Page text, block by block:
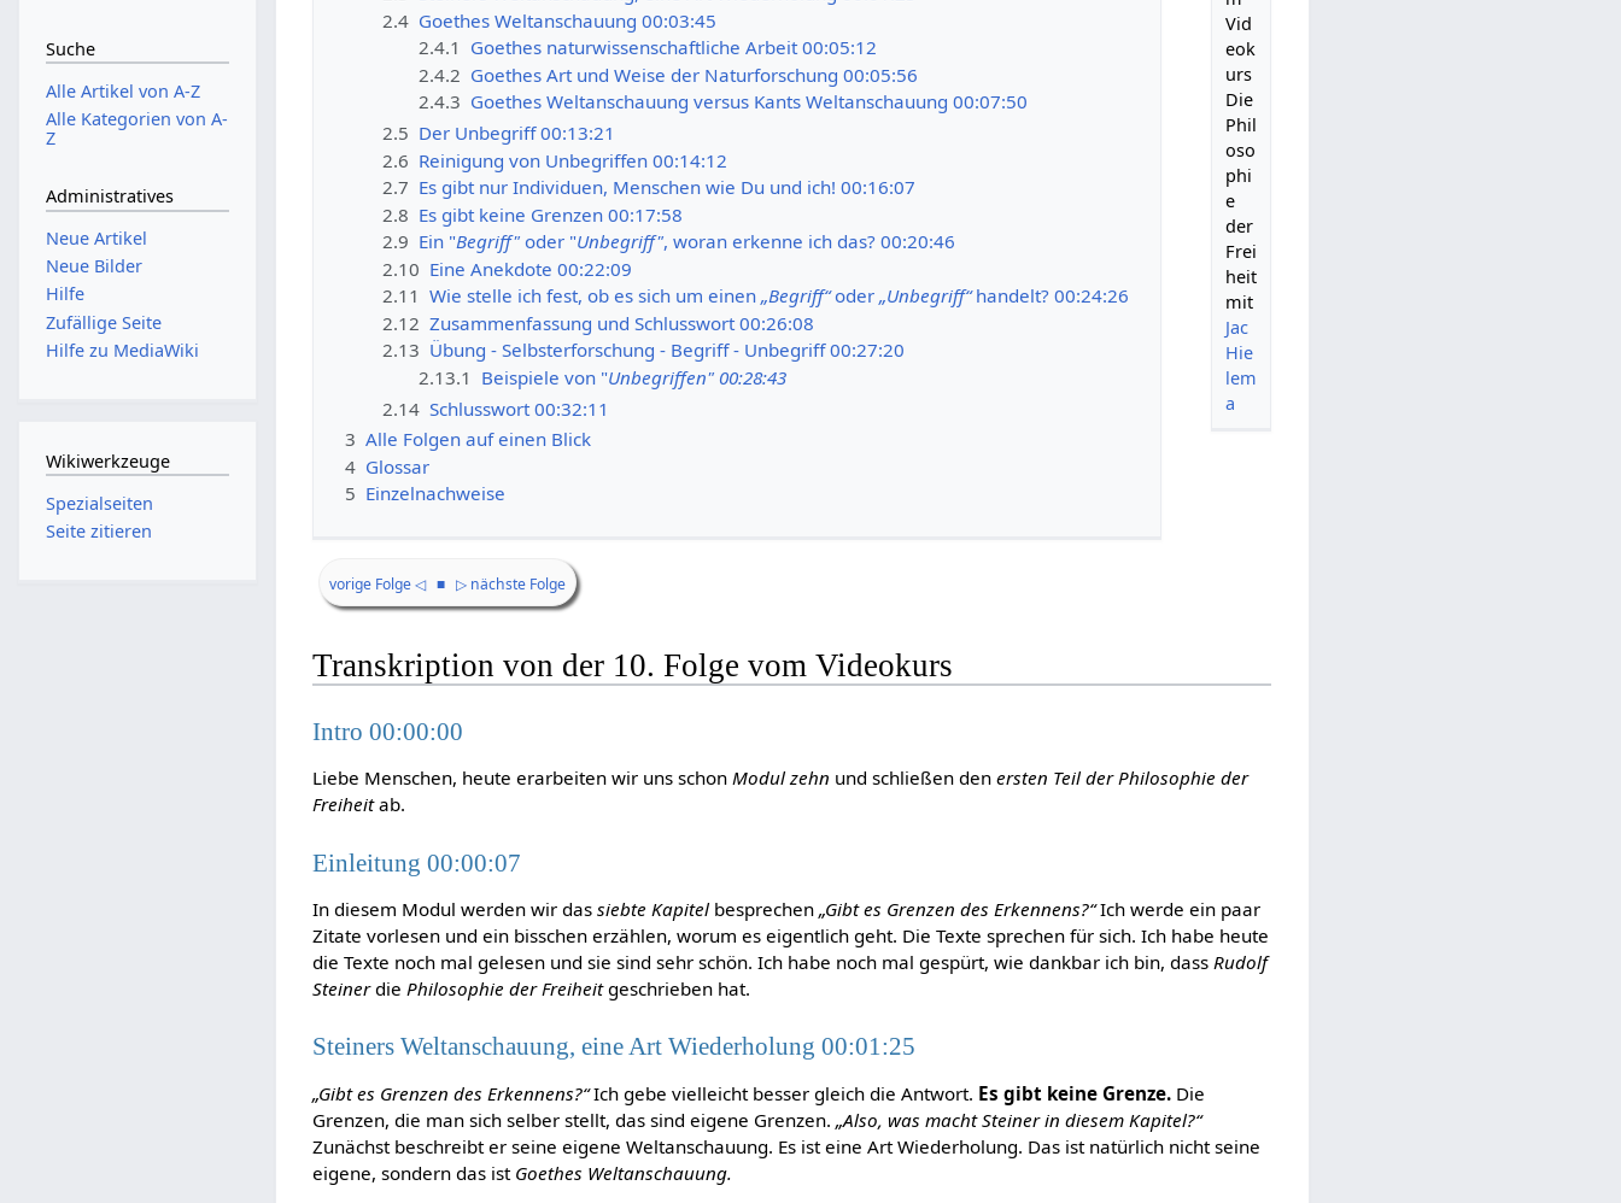
Vid
eok
urs
Die
Phil
oso
phi
e
der
Frei
heit
mit
Jac
Hie
lem
a
2.4 Goethes Weltanschauung 00:03:45
2.4.1 Goethes naturwissenschaftliche Arbeit 00:05:12
2.4.2 Goethes Art und Weise der Naturforschung 00:05:56
2.4.3 Goethes Weltanschauung versus Kants Weltanschauung 00:07:50
2.5 Der Unbegriff 00:13:21
2.6 Reinigung von Unbegriffen 00:14:12
2.7 Es gibt nur Individuen, Menschen wie Du und ich! 00:16:07
2.8 Es gibt keine Grenzen 00:17:58
2.9 Ein "Begriff"oder "Unbegriff", woran erkenne ich das? 00:20:46
2.10 Eine Anekdote 00:22:09
2.11 Wie stelle ich fest, ob es sich um einen „Begriff“oder „Unbegriff“handelt? 00:24:26
2.12 Zusammenfassung und Schlusswort 00:26:08
2.13 Übung - Selbsterforschung - Begriff - Unbegriff 00:27:20
2.13.1 Beispiele von "Unbegriffen" 00:28:43
2.14 Schlusswort 00:32:11
3 Alle Folgen auf einen Blick
4 Glossar
5 Einzelnachweise
vorige Folge ◁ ■ ▷ nächste Folge
Transkription von der 10. Folge vom Videokurs
Intro 00:00:00
Liebe Menschen, heute erarbeiten wir uns schonModul zehn und schließen denersten Teil der Philosophie der
Freiheitab.
Einleitung 00:00:07
In diesem Modul werden wir dassiebte Kapitel besprechen„Gibt es Grenzen des Erkennens?“Ich werde ein paar
Zitate vorlesen und ein bisschen erzählen, worum es eigentlich geht. Die Texte sprechen für sich. Ich habe heute
die Texte noch mal gelesen und sie sind sehr schön. Ich habe noch mal gespürt, wie dankbar ich bin, dass Rudolf
Steinerdie Philosophie der Freiheitgeschrieben hat.
Steiners Weltanschauung, eine Art Wiederholung 00:01:25
„Gibt es Grenzen des Erkennens?“Ich gebe vielleicht besser gleich die Antwort. Es gibt keine Grenze. Die
Grenzen, die man sich selber stellt, das sind eigene Grenzen.„Also, was macht Steiner in diesem Kapitel?“
Zunächst beschreibt er seine eigene Weltanschauung. Es ist eine Art Wiederholung. Das ist natürlich nicht seine
eigene, sondern das ist Goethes Weltanschauung.
Suche
Alle Artikel von A-Z
Alle Kategorien von A-
Z
Administratives
Neue Artikel
Neue Bilder
Hilfe
Zufällige Seite
Hilfe zu MediaWiki
Wikiwerkzeuge
Spezialseiten
Seite zitieren